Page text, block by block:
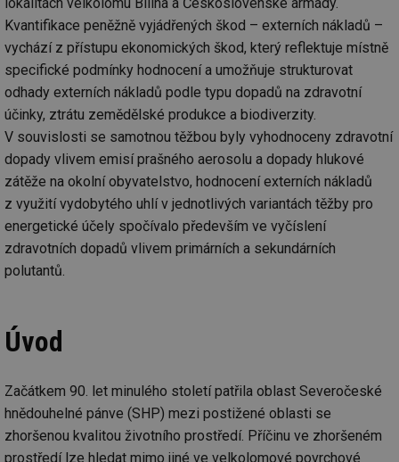
Kvantifikace peněžně vyjádřených škod – externích nákladů –
vychází z přístupu ekonomických škod, který reflektuje místně
specifické podmínky hodnocení a umožňuje strukturovat
odhady externích nákladů podle typu dopadů na zdravotní
účinky, ztrátu zemědělské produkce a biodiverzity.
V souvislosti se samotnou těžbou byly vyhodnoceny zdravotní
dopady vlivem emisí prašného aerosolu a dopady hlukové
zátěže na okolní obyvatelstvo, hodnocení externích nákladů
z využití vydobytého uhlí v jednotlivých variantách těžby pro
energetické účely spočívalo především ve vyčíslení
zdravotních dopadů vlivem primárních a sekundárních
polutantů.
Úvod
Začátkem 90. let minulého století patřila oblast Severočeské
hnědouhelné pánve (SHP) mezi postižené oblasti se
zhoršenou kvalitou životního prostředí. Příčinu ve zhoršeném
prostředí lze hledat mimo jiné ve velkolomové povrchové